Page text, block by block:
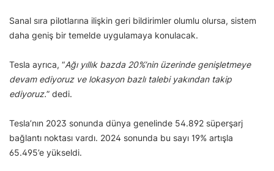
Sanal sıra pilotlarına ilişkin geri bildirimler olumlu olursa, sistem
daha geniş bir temelde uygulamaya konulacak.
Tesla ayrıca, “Ağı yıllık bazda 20%’nin üzerinde genişletmeye
devam ediyoruz ve lokasyon bazlı talebi yakından takip
ediyoruz.” dedi.
Tesla’nın 2023 sonunda dünya genelinde 54.892 süperşarj
bağlantı noktası vardı. 2024 sonunda bu sayı 19% artışla
65.495’e yükseldi.